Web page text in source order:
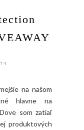
na našom
hlavne na
som zatiaľ
produktových